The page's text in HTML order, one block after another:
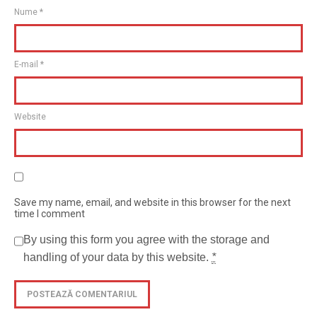
Nume *
E-mail *
Website
Save my name, email, and website in this browser for the next
time I comment
By using this form you agree with the storage and
handling of your data by this website. *